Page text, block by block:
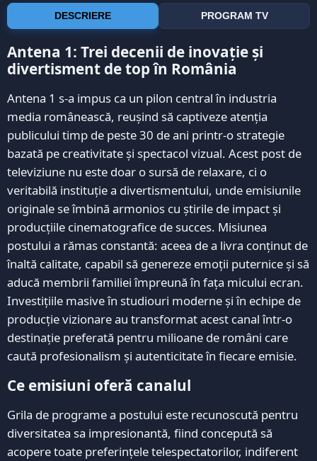
DESCRIERE PROGRAM TV
Antena 1: Trei decenii de inovație și
divertisment de top în România
Antena 1 s-a impus ca un pilon central în industria
media românească, reușind să captiveze atenția
publicului timp de peste 30 de ani printr-o strategie
bazată pe creativitate și spectacol vizual. Acest post de
televiziune nu este doar o sursă de relaxare, ci o
veritabilă instituție a divertismentului, unde emisiunile
originale se îmbină armonios cu știrile de impact și
producțiile cinematografice de succes. Misiunea
postului a rămas constantă: aceea de a livra conținut de
înaltă calitate, capabil să genereze emoții puternice și să
aducă membrii familiei împreună în fața micului ecran.
Investițiile masive în studiouri moderne și în echipe de
producție vizionare au transformat acest canal într-o
destinație preferată pentru milioane de români care
caută profesionalism și autenticitate în fiecare emisie.
Ce emisiuni oferă canalul
Grila de programe a postului este recunoscută pentru
diversitatea sa impresionantă, fiind concepută să
acopere toate preferințele telespectatorilor, indiferent